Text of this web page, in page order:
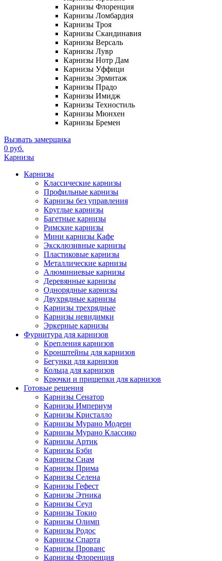
Карнизы Флоренция
Карнизы Ломбардия
Карнизы Троя
Карнизы Скандинавия
Карнизы Версаль
Карнизы Лувр
Карнизы Нотр Дам
Карнизы Уффици
Карнизы Эрмитаж
Карнизы Прадо
Карнизы Имидж
Карнизы Техностиль
Карнизы Мюнхен
Карнизы Бремен
Вызвать замерщика
0 руб.
Карнизы
Карнизы
Классические карнизы
Профильные карнизы
Карнизы без управления
Круглые карнизы
Багетные карнизы
Римские карнизы
Мини карнизы Кафе
Эксклюзивные карнизы
Пластиковые карнизы
Металлические карнизы
Алюминиевые карнизы
Деревянные карнизы
Однорядные карнизы
Двухрядные карнизы
Карнизы трехрядные
Карнизы невидимки
Эркерные карнизы
Фурнитура для карнизов
Крепления карнизов
Кронштейны для карнизов
Бегунки для карнизов
Кольца для карнизов
Крючки и прищепки для карнизов
Готовые решения
Карнизы Сенатор
Карнизы Империум
Карнизы Кристалло
Карнизы Мурано Модерн
Карнизы Мурано Классико
Карнизы Артик
Карнизы Бэби
Карнизы Сиам
Карнизы Прима
Карнизы Селена
Карнизы Гефест
Карнизы Этника
Карнизы Сеул
Карнизы Токио
Карнизы Олимп
Карнизы Родос
Карнизы Спарта
Карнизы Прованс
Карнизы Флоренция